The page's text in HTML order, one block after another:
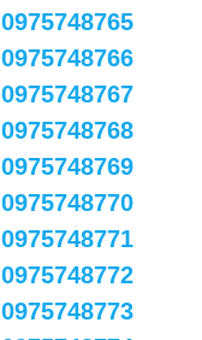
0975748765
0975748766
0975748767
0975748768
0975748769
0975748770
0975748771
0975748772
0975748773